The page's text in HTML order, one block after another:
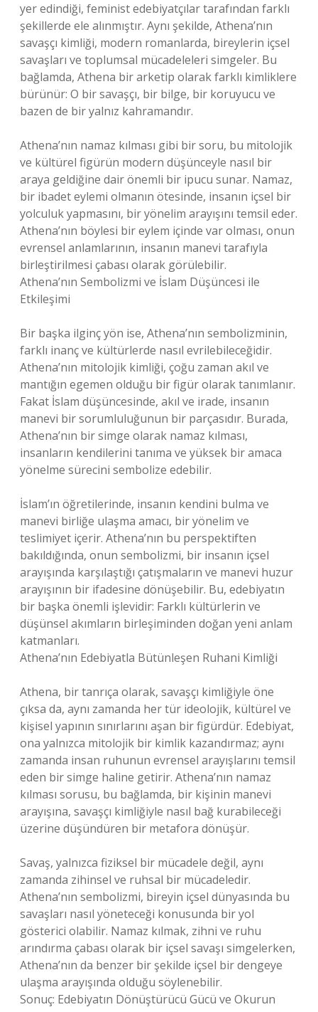
yer edindiği, feminist edebiyatçılar tarafından farklı
şekillerde ele alınmıştır. Aynı şekilde, Athena’nın
savaşçı kimliği, modern romanlarda, bireylerin içsel
savaşları ve toplumsal mücadeleleri simgeler. Bu
bağlamda, Athena bir arketip olarak farklı kimliklere
bürünür: O bir savaşçı, bir bilge, bir koruyucu ve
bazen de bir yalnız kahramandır.
Athena’nın namaz kılması gibi bir soru, bu mitolojik
ve kültürel figürün modern düşünceyle nasıl bir
araya geldiğine dair önemli bir ipucu sunar. Namaz,
bir ibadet eylemi olmanın ötesinde, insanın içsel bir
yolculuk yapmasını, bir yönelim arayışını temsil eder.
Athena’nın böylesi bir eylem içinde var olması, onun
evrensel anlamlarının, insanın manevi tarafıyla
birleştirilmesi çabası olarak görülebilir.
Athena’nın Sembolizmi ve İslam Düşüncesi ile
Etkileşimi
Bir başka ilginç yön ise, Athena’nın sembolizminin,
farklı inanç ve kültürlerde nasıl evrilebileceğidir.
Athena’nın mitolojik kimliği, çoğu zaman akıl ve
mantığın egemen olduğu bir figür olarak tanımlanır.
Fakat İslam düşüncesinde, akıl ve irade, insanın
manevi bir sorumluluğunun bir parçasıdır. Burada,
Athena’nın bir simge olarak namaz kılması,
insanların kendilerini tanıma ve yüksek bir amaca
yönelme sürecini sembolize edebilir.
İslam’ın öğretilerinde, insanın kendini bulma ve
manevi birliğe ulaşma amacı, bir yönelim ve
teslimiyet içerir. Athena’nın bu perspektiften
bakıldığında, onun sembolizmi, bir insanın içsel
arayışında karşılaştığı çatışmaların ve manevi huzur
arayışının bir ifadesine dönüşebilir. Bu, edebiyatın
bir başka önemli işlevidir: Farklı kültürlerin ve
düşünsel akımların birleşiminden doğan yeni anlam
katmanları.
Athena’nın Edebiyatla Bütünleşen Ruhani Kimliği
Athena, bir tanrıça olarak, savaşçı kimliğiyle öne
çıksa da, aynı zamanda her tür ideolojik, kültürel ve
kişisel yapının sınırlarını aşan bir figürdür. Edebiyat,
ona yalnızca mitolojik bir kimlik kazandırmaz; aynı
zamanda insan ruhunun evrensel arayışlarını temsil
eden bir simge haline getirir. Athena’nın namaz
kılması sorusu, bu bağlamda, bir kişinin manevi
arayışına, savaşçı kimliğiyle nasıl bağ kurabileceği
üzerine düşündüren bir metafora dönüşür.
Savaş, yalnızca fiziksel bir mücadele değil, aynı
zamanda zihinsel ve ruhsal bir mücadeledir.
Athena’nın sembolizmi, bireyin içsel dünyasında bu
savaşları nasıl yöneteceği konusunda bir yol
gösterici olabilir. Namaz kılmak, zihni ve ruhu
arındırma çabası olarak bir içsel savaşı simgelerken,
Athena’nın da benzer bir şekilde içsel bir dengeye
ulaşma arayışında olduğu söylenebilir.
Sonuç: Edebiyatın Dönüştürücü Gücü ve Okurun